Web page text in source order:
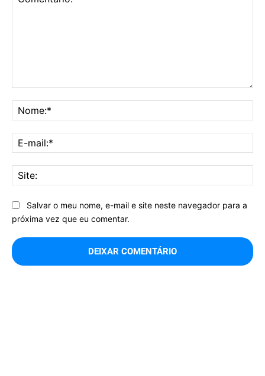
Salvar o meu nome, e-mail e site neste navegador para a
próxima vez que eu comentar.